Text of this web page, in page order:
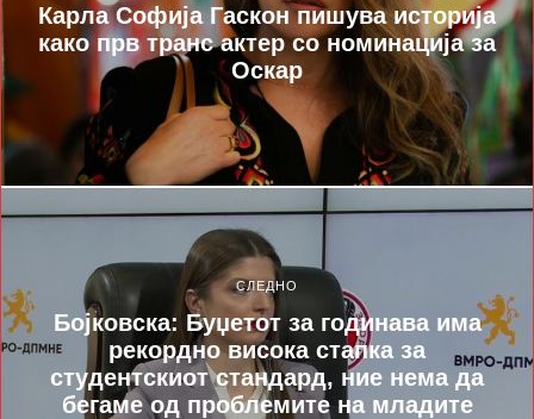
Карла Софија Гаскон пишува историја
како прв транс актер со номинација за
Оскар
СЛЕДНО
Бојковска: Буџетот за годинава има
рекордно висока стапка за
студентскиот стандард, ние нема да
бегаме од проблемите на младите